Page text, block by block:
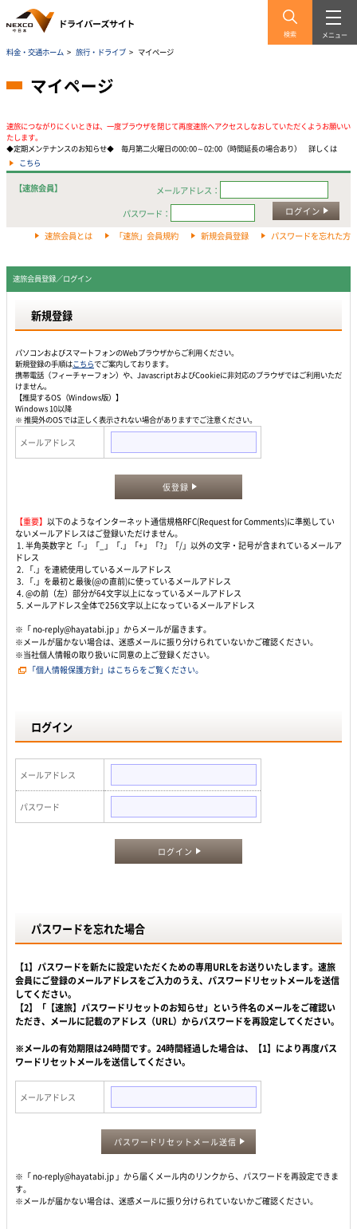
検索 メニュー
料金・交通ホーム > 旅行・ドライブ > マイページ
マイページ
速旅につながりにくいときは、一度ブラウザを閉じて再度速旅へアクセスしなおしていただくようお願いい
たします。
◆定期メンテナンスのお知らせ◆ 毎月第二火曜日の00:00～02:00（時間延長の場合あり） 詳しくは
こちら
【速旅会員】
メールアドレス：
パスワード：
ログイン
速旅会員とは 「速旅」会員規約 新規会員登録 パスワードを忘れた方
速旅会員登録／ログイン
新規登録
パソコンおよびスマートフォンのWebプラウザからご利用ください。
新規登録の手順はこちらでご案内しております。
携帯電話（フィーチャーフォン）や、JavascriptおよびCookieに非対応のブラウザではご利用いただ
けません。
【推奨するOS（Windows版）】
Windows 10以降
※ 推奨外のOSでは正しく表示されない場合がありますでご注意ください。
メールアドレス
仮登録
【重要】 以下のようなインターネット通信規格RFC(Request for Comments)に準拠してい
ないメールアドレスはご登録いただけません。
1. 半角英数字と「-」「_」「.」「+」「?」「/」以外の文字・記号が含まれているメールア
ドレス
2. 「.」を連続使用しているメールアドレス
3. 「.」を最初と最後(@の直前)に使っているメールアドレス
4. @の前（左）部分が64文字以上になっているメールアドレス
5. メールアドレス全体で256文字以上になっているメールアドレス
※「 no-reply@hayatabi.jp 」からメールが届きます。
※メールが届かない場合は、迷惑メールに振り分けられていないかご確認ください。
※当社個人情報の取り扱いに同意の上ご登録ください。
「個人情報保護方針」はこちらをご覧ください。
ログイン
メールアドレス
パスワード
ログイン
パスワードを忘れた場合
【1】パスワードを新たに設定いただくための専用URLをお送りいたします。速旅
会員にご登録のメールアドレスをご入力のうえ、パスワードリセットメールを送信
してください。
【2】「【速旅】パスワードリセットのお知らせ」という件名のメールをご確認い
ただき、メールに記載のアドレス（URL）からパスワードを再設定してください。
※メールの有効期限は24時間です。24時間経過した場合は、【1】により再度パス
ワードリセットメールを送信してください。
メールアドレス
パスワードリセットメール送信
※「 no-reply@hayatabi.jp 」から届くメール内のリンクから、パスワードを再設定できま
す。
※メールが届かない場合は、迷惑メールに振り分けられていないかご確認ください。